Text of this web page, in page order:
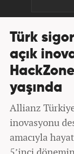
Türk
açık
yaşında
Allianz
inovasyonu
amacıyla